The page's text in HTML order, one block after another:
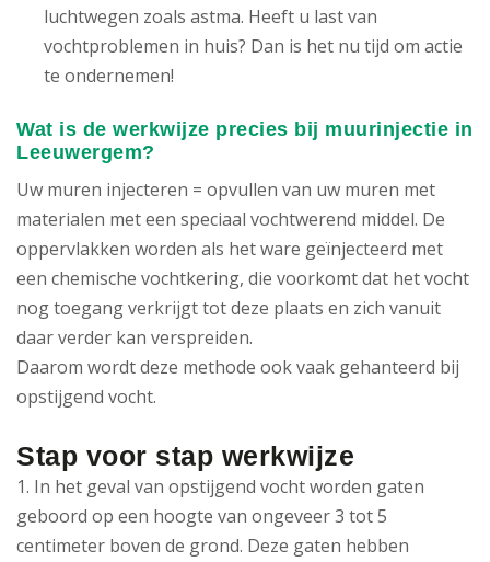
luchtwegen zoals astma. Heeft u last van
vochtproblemen in huis? Dan is het nu tijd om actie
te ondernemen!
Wat is de werkwijze precies bij muurinjectie in
Leeuwergem?
Uw muren injecteren = opvullen van uw muren met
materialen met een speciaal vochtwerend middel. De
oppervlakken worden als het ware geïnjecteerd met
een chemische vochtkering, die voorkomt dat het vocht
nog toegang verkrijgt tot deze plaats en zich vanuit
daar verder kan verspreiden.
Daarom wordt deze methode ook vaak gehanteerd bij
opstijgend vocht.
Stap voor stap werkwijze
1. In het geval van opstijgend vocht worden gaten
geboord op een hoogte van ongeveer 3 tot 5
centimeter boven de grond. Deze gaten hebben